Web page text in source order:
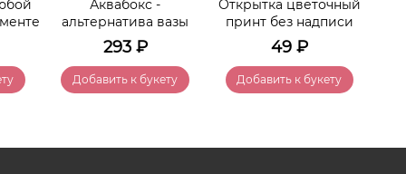
Аквабокс -
альтернатива вазы
293₽
Добавить к букету
Открытка цветочный
принт без надписи
49₽
Добавить к букету